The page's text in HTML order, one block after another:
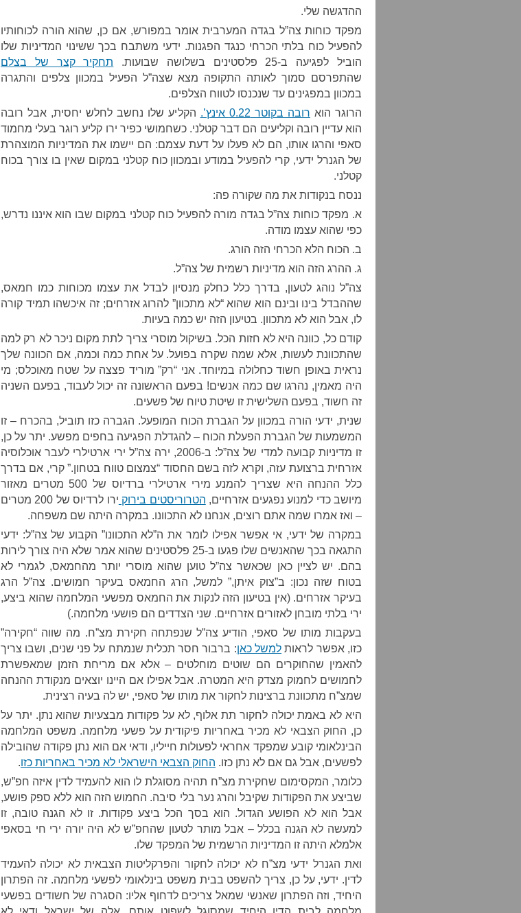
ההדגשה שלי.
מפקד כוחות צה”ל בגדה המערבית אומר במפורש, אם כן, שהוא הורה לכוחותיו
להפעיל כוח בלתי הכרחי כנגד הפגנות. ידעי משתבח בכך ששינוי המדיניות שלו
הוביל לפגיעה ב-25 פלסטינים בשלושה שבועות.
תחקיר קצר של בצלם
שהתפרסם סמוך לאותה התקופה מצא שצה”ל הפעיל במכוון צלפים והתגרה
במכוון במפגינים עד שנכנסו לטווח הצלפים.
הרוגר הוא רובה בקוטר 0.22 אינץ’.
הקליע שלו נחשב לחלש יחסית, אבל רובה
הוא עדיין רובה וקליעים הם דבר קטלני. כשחמושי כפיר ירו קליע רוגר בעלי מחמוד
סאפי והרגו אותו, הם לא פעלו על דעת עצמם: הם יישמו את המדיניות המוצהרת
של הגנרל ידעי, קרי להפעיל במודע ובמכוון כוח קטלני במקום שאין בו צורך בכוח
קטלני.
ננסח בנקודות את מה שקורה פה:
א. מפקד כוחות צה”ל בגדה מורה להפעיל כוח קטלני במקום שבו הוא איננו נדרש,
כפי שהוא עצמו מודה.
ב. הכוח הלא הכרחי הזה הורג.
ג. ההרג הזה הוא מדיניות רשמית של צה”ל.
צה”ל נוהג לטעון, בדרך כלל כחלק מנסיון לבדל את עצמו מכוחות כמו חמאס,
שההבדל בינו ובינם הוא שהוא “לא מתכוון” להרוג אזרחים; זה איכשהו תמיד קורה
לו, אבל הוא לא מתכוון. בטיעון הזה יש כמה בעיות.
קודם כל, כוונה היא לא חזות הכל. בשיקול מוסרי צריך לתת מקום ניכר לא רק למה
שהתכוונת לעשות, אלא שמה שקרה בפועל. על אחת כמה וכמה, אם הכוונה שלך
נראית באופן חשוד כחלולה במיוחד. אני “רק” מוריד פצצה על שטח מאוכלס; מי
היה מאמין, נהרגו שם כמה אנשים! בפעם הראשונה זה יכול לעבוד, בפעם השניה
זה חשוד, בפעם השלישית זו שיטת טיוח של פשעים.
שנית, ידעי הורה במכוון על הגברת הכוח המופעל. הגברה כזו תוביל, בהכרח – זו
המשמעות של הגברת הפעלת הכוח – להגדלת הפגיעה בחפים מפשע. יתר על כן,
זו מדיניות קבועה למדי של צה”ל: ב-2006, ירה צה”ל ירי ארטילרי לעבר אוכלוסיה
אזרחית ברצועת עזה, וקרא לזה בשם החסוד “צמצום טווח בטחון.” קרי, אם בדרך
כלל ההנחה היא שצריך להמנע מירי ארטילרי ברדיוס של 500 מטרים מאזור
מיושב כדי למנוע נפגעים אזרחיים, הטרוריסטים בירוק
ירו לרדיוס של 200 מטרים
– ואז אמרו שמה אתם רוצים, אנחנו לא התכוונו. במקרה היתה שם משפחה.
במקרה של ידעי, אי אפשר אפילו לומר את ה”לא התכוונו” הקבוע של צה”ל: ידעי
התגאה בכך שהאנשים שלו פגעו ב-25 פלסטינים שהוא אמר שלא היה צורך לירות
בהם. יש לציין כאן שכאשר צה”ל טוען שהוא מוסרי יותר מהחמאס, לגמרי לא
בטוח שזה נכון: ב”צוק איתן,” למשל, הרג החמאס בעיקר חמושים. צה”ל הרג
בעיקר אזרחים. (אין בטיעון הזה לנקות את החמאס מפשעי המלחמה שהוא ביצע,
ירי בלתי מובחן לאזורים אזרחיים. שני הצדדים הם פושעי מלחמה.)
בעקבות מותו של סאפי, הודיע צה”ל שנפתחה חקירת מצ”ח. מה שווה “חקירה”
כזו, אפשר לראות למשל כאן: ברבור חסר תכלית שנמתח על פני שנים, ושבו צריך
להאמין שהחוקרים הם שוטים מוחלטים – אלא אם מריחת הזמן שמאפשרת
לחמושים לחמוק מצדק היא המטרה. אבל אפילו אם היינו יוצאים מנקודת ההנחה
שמצ”ח מתכוונת ברצינות לחקור את מותו של סאפי, יש לה בעיה רצינית.
היא לא באמת יכולה לחקור תת אלוף, לא על פקודות מבצעיות שהוא נתן. יתר על
כן, החוק הצבאי לא מכיר באחריות פיקודית על פשעי מלחמה. משפט המלחמה
הבינלאומי קובע שמפקד אחראי לפעולות חייליו, ודאי אם הוא נתן פקודה שהובילה
לפשעים, אבל גם אם לא נתן כזו. החוק הצבאי הישראלי לא מכיר באחריות כזו.
כלומר, המקסימום שחקירת מצ”ח תהיה מסוגלת לו הוא להעמיד לדין איזה חפ”ש,
שביצע את הפקודות שקיבל והרג נער בלי סיבה. החמוש הזה הוא ללא ספק פושע,
אבל הוא לא הפושע הגדול. הוא בסך הכל ביצע פקודות. זו לא הגנה טובה, זו
למעשה לא הגנה בכלל – אבל מותר לטעון שהחפ”ש לא היה יורה ירי חי בסאפי
אלמלא היתה זו המדיניות הרשמית של המפקד שלו.
ואת הגנרל ידעי מצ”ח לא יכולה לחקור והפרקליטות הצבאית לא יכולה להעמיד
לדין. ידעי, על כן, צריך להשפט בבית משפט בינלאומי לפשעי מלחמה. זה הפתרון
היחיד, וזה הפתרון שאנשי שמאל צריכים לדחוף אליו: הסגרה של חשודים בפשעי